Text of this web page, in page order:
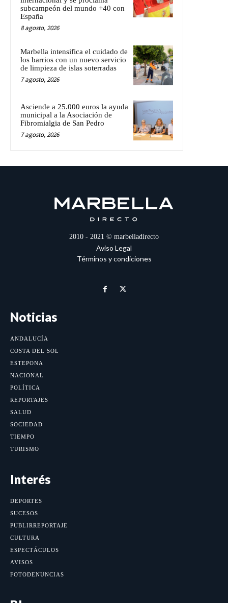
subcampeón del mundo +40 con
España
8 agosto, 2026
Marbella intensifica el cuidado de
los barrios con un nuevo servicio
de limpieza de islas soterradas
7 agosto, 2026
Asciende a 25.000 euros la ayuda
municipal a la Asociación de
Fibromialgia de San Pedro
7 agosto, 2026
2010 - 2021 © marbelladirecto
Aviso Legal
Términos y condiciones
Noticias
ANDALUCÍA
COSTA DEL SOL
ESTEPONA
NACIONAL
POLÍTICA
REPORTAJES
SALUD
SOCIEDAD
TIEMPO
TURISMO
Interés
DEPORTES
SUCESOS
PUBLIRREPORTAJE
CULTURA
ESPECTÁCULOS
AVISOS
FOTODENUNCIAS